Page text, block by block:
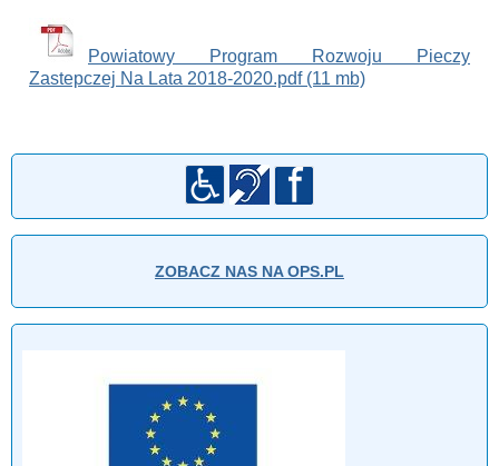
Powiatowy Program Rozwoju Pieczy
Zastepczej Na Lata 2018-2020.pdf (11 mb)
ZOBACZ NAS NA OPS.PL